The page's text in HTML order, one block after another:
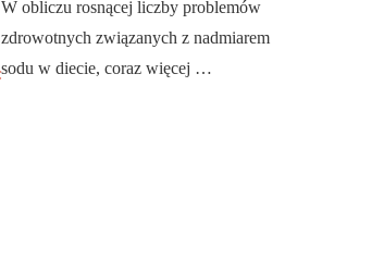
W obliczu rosnącej liczby problemów
zdrowotnych związanych z nadmiarem
sodu w diecie, coraz więcej …